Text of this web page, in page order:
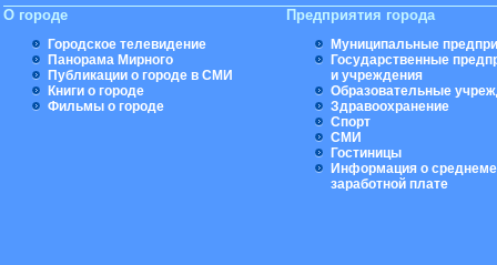
О городе
Городское телевидение
Панорама Мирного
Публикации о городе в СМИ
Книги о городе
Фильмы о городе
Предприятия города
Муниципальные
Государственные
и учреждения
Образовательные
Здравоохранение
Спорт
СМИ
Гостиницы
Информация о
заработной плате